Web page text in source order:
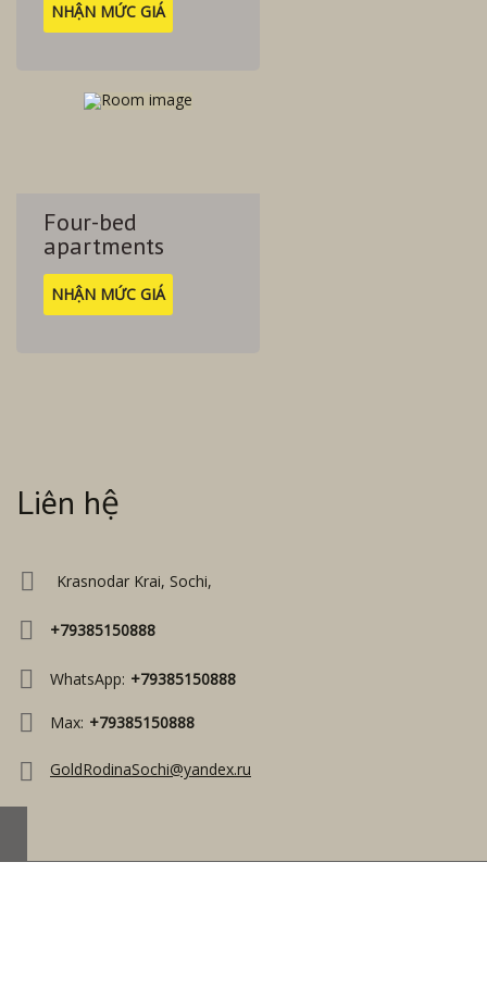
NHẬN MỨC GIÁ
Four-bed
apartments
NHẬN MỨC GIÁ
Liên hệ
Krasnodar Krai, Sochi,
+79385150888
WhatsApp: +79385150888
Max: +79385150888
GoldRodinaSochi@yandex.ru